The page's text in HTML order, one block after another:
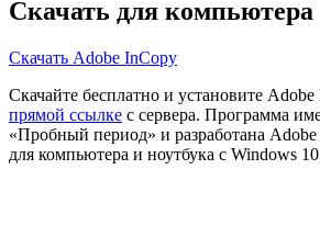
Скачать для компьютера
Скачать Adobe InCopy
Скачайте бесплатно и установите
прямой ссылке с сервера. Программа
«Пробный период» и разработана Adobe
для компьютера и ноутбука с Windows